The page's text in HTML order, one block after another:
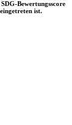
Bewertungsscore
ist.